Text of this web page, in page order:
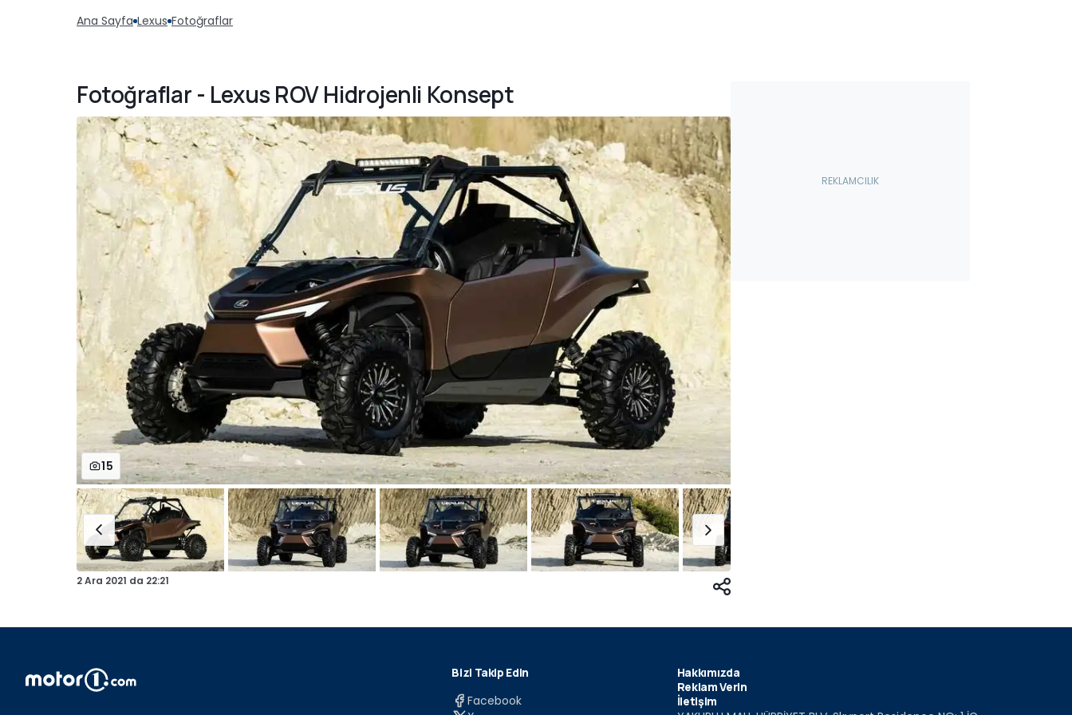
Ana Sayfa Lexus Fotoğraflar
Fotoğraflar - Lexus ROV Hidrojenli Konsept
15
2 Ara 2021 da 22:21
Bizi Takip Edin
Facebook
Hakkımızda
Reklam Verin
İletişim